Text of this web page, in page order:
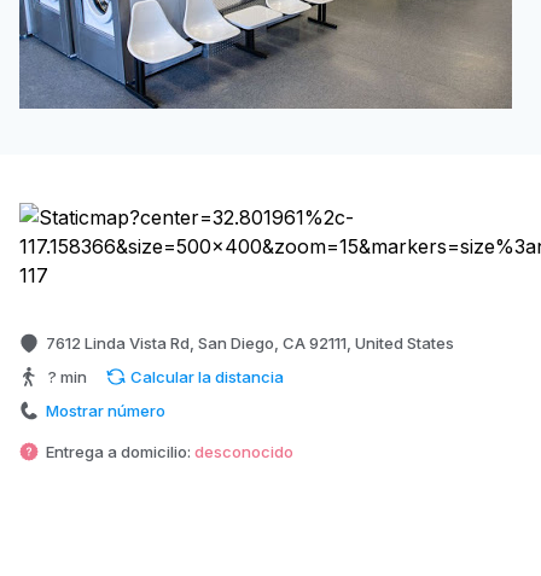
7612 Linda Vista Rd, San Diego, CA 92111, United States
? min
Calcular la distancia
Mostrar número
Entrega a domicilio: desconocido